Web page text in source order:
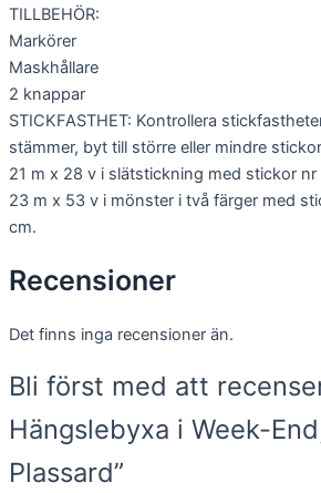
TILLBEHÖR:
Markörer
Maskhållare
2 knappar
STICKFASTHET: Kontrollera
stämmer, byt till större eller mindre
21 m x 28 v i slätstickning med stickor
23 m x 53 v i mönster i två färger med
cm.
Recensioner
Det finns inga recensioner än.
Bli först med att
Hängslebyxa i Week-
Plassard”
hemsidans
och
uppbyggnad,
baserat på
hemsidan
används.
prestera så
ditt besök.
de här
kommer viss
funktionalitet
att försvinna
från